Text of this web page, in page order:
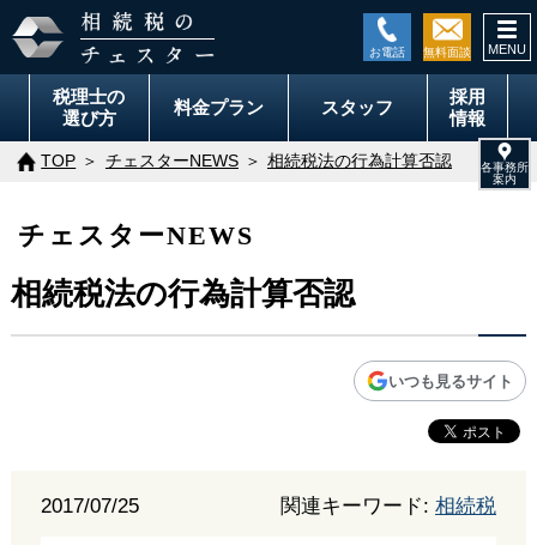
税理士の
選び方
料金プラン スタッフ
採用
情報
TOP チェスターNEWS 相続税法の行為計算否認
チェスターNEWS
相続税法の行為計算否認
いつも見るサイト
2017/07/25 関連キーワード:相続税